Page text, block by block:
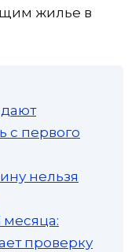
жилье в
с первого
нельзя
месяца:
проверку